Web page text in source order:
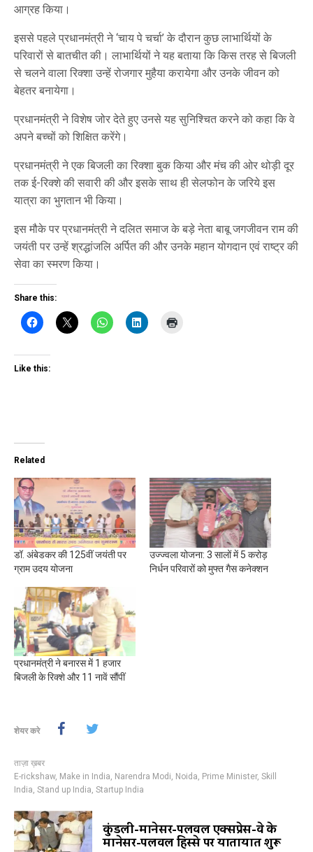
आग्रह किया।
इससे पहले प्रधानमंत्री ने ‘चाय पे चर्चा’ के दौरान कुछ लाभार्थियों के
परिवारों से बातचीत की। लाभार्थियों ने यह बताया कि किस तरह से बिजली
से चलने वाला रिक्शा उन्हें रोजगार मुहैया करायेगा और उनके जीवन को
बेहतर बनायेगा।
प्रधानमंत्री ने विशेष जोर देते हुए उनसे यह सुनिश्चित करने को कहा कि वे
अपने बच्चों को शिक्षित करेंगे।
प्रधानमंत्री ने एक बिजली का रिक्शा बुक किया और मंच की ओर थोड़ी दूर
तक ई-रिक्शे की सवारी की और इसके साथ ही सेलफोन के जरिये इस
यात्रा का भुगतान भी किया।
इस मौके पर प्रधानमंत्री ने दलित समाज के बड़े नेता बाबू जग‍जीवन राम की
जयंती पर उन्‍हें श्रद्धांजलि अर्पित की और उनके महान योगदान एवं राष्ट्र की
सेवा का स्‍मरण किया।
Share this:
Like this:
Related
डॉ. अंबेडकर की 125वीं जयंती पर
ग्राम उदय योजना
उज्ज्वला योजना: 3 सालों में 5 करोड़
निर्धन परिवारों को मुफ्त गैस कनेक्शन
प्रधानमंत्री ने बनारस में 1 हजार
बिजली के रिक्शे और 11 नावें सौंपीं
शेयर करे
ताज़ा ख़बर
E-rickshaw, Make in India, Narendra Modi, Noida, Prime Minister, Skill
India, Stand up India, Startup India
कुंडली-मानेसर-पलवल एक्सप्रेस-वे के
मानेसर-पलवल हिस्से पर यातायात शुरू